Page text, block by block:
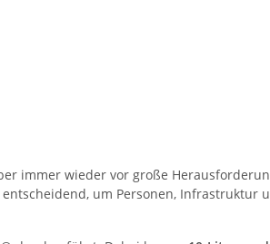
immer wieder vor große
entscheidend, um Personen, Infrastruktur